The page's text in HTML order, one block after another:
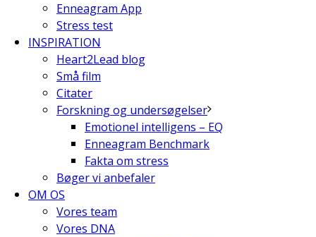
Enneagram App
Stress test
INSPIRATION
Heart2Lead blog
Små film
Citater
Forskning og undersøgelser
Emotionel intelligens – EQ
Enneagram Benchmark
Fakta om stress
Bøger vi anbefaler
OM OS
Vores team
Vores DNA